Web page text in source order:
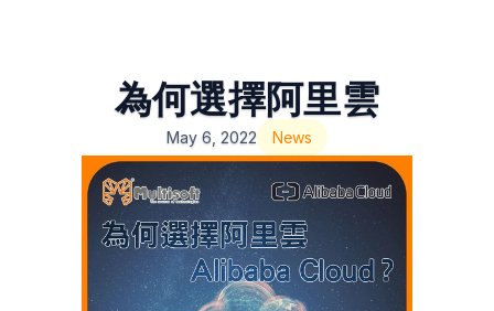
為何選擇阿里雲
May 6, 2022 News